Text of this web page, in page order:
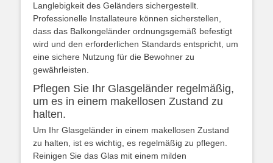
Langlebigkeit des Geländers sichergestellt.
Professionelle Installateure können sicherstellen,
dass das Balkongeländer ordnungsgemäß befestigt
wird und den erforderlichen Standards entspricht, um
eine sichere Nutzung für die Bewohner zu
gewährleisten.
Pflegen Sie Ihr Glasgeländer regelmäßig,
um es in einem makellosen Zustand zu
halten.
Um Ihr Glasgeländer in einem makellosen Zustand
zu halten, ist es wichtig, es regelmäßig zu pflegen.
Reinigen Sie das Glas mit einem milden